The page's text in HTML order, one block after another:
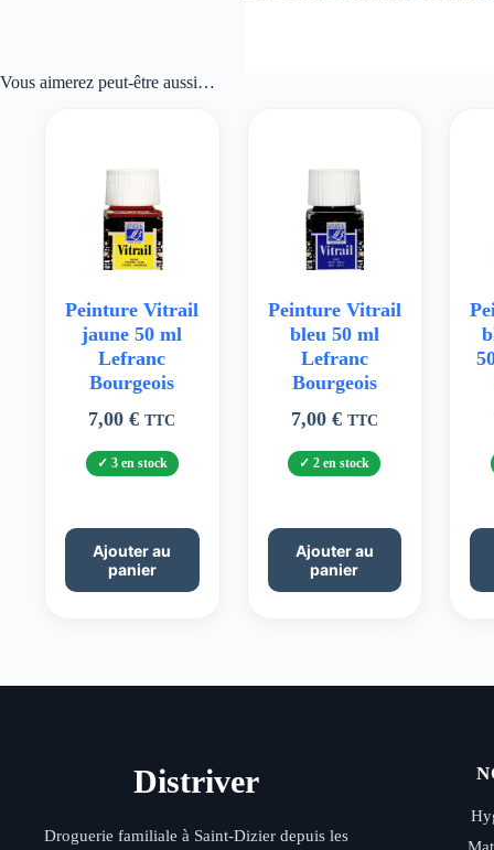
Vous aimerez peut-être aussi…
Peinture Vitrail
jaune 50 ml
Lefranc
Bourgeois
7,00€ TTC
3 en stock
Ajouter au
panier
Peinture Vitrail
bleu 50 ml
Lefranc
Bourgeois
7,00 € TTC
2 en stock
Ajouter au
panier
Distriver
Droguerie familiale à Saint-Dizier depuis les